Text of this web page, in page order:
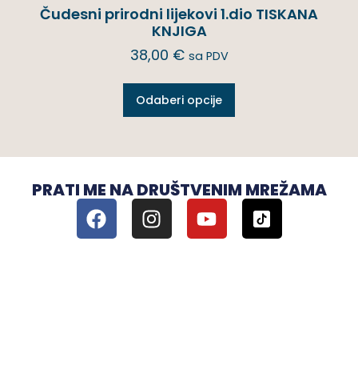
Čudesni prirodni lijekovi 1.dio TISKANA
KNJIGA
38,00 € sa PDV
Odaberi opcije
PRATI ME NA DRUŠTVENIM MREŽAMA